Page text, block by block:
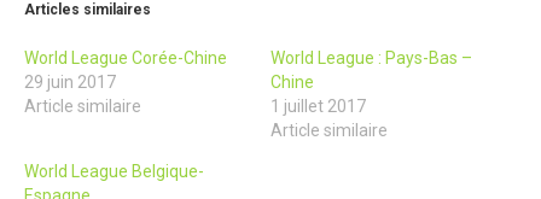
Articles similaires
World League Corée-Chine
29 juin 2017
Article similaire
World League : Pays-Bas –
Chine
1 juillet 2017
Article similaire
World League Belgique-